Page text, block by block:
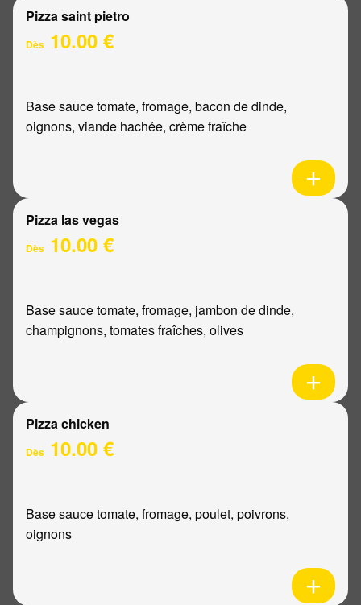
Pizza saint pietro
Dès 10.00 €
Base sauce tomate, fromage, bacon de dinde,
oignons, viande hachée, crème fraîche
Pizza las vegas
Dès 10.00 €
Base sauce tomate, fromage, jambon de dinde,
champignons, tomates fraîches, olives
Pizza chicken
Dès 10.00 €
Base sauce tomate, fromage, poulet, poivrons,
oignons